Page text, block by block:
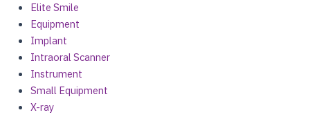
Elite Smile
Equipment
Implant
Intraoral Scanner
Instrument
Small Equipment
X-ray